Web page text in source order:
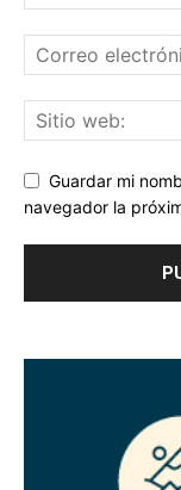
Guardar mi
navegador la